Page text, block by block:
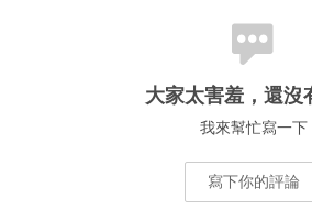
大家太害羞，還沒
我來幫忙寫一下
寫下你的評論